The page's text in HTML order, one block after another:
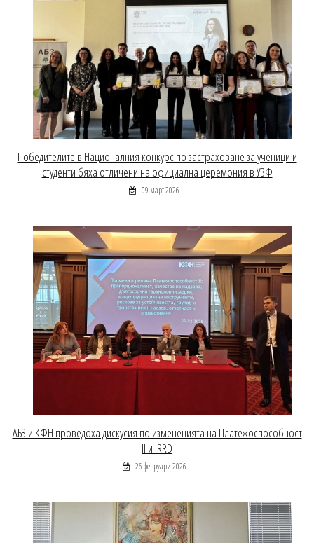
Победителите в Националния конкурс по застраховане за ученици и
студенти бяха отличени на официална церемония в УЗФ
09 март 2026
АБЗ и КФН проведоха дискусия по измененията на Платежоспособност
II и IRRD
26 февруари 2026